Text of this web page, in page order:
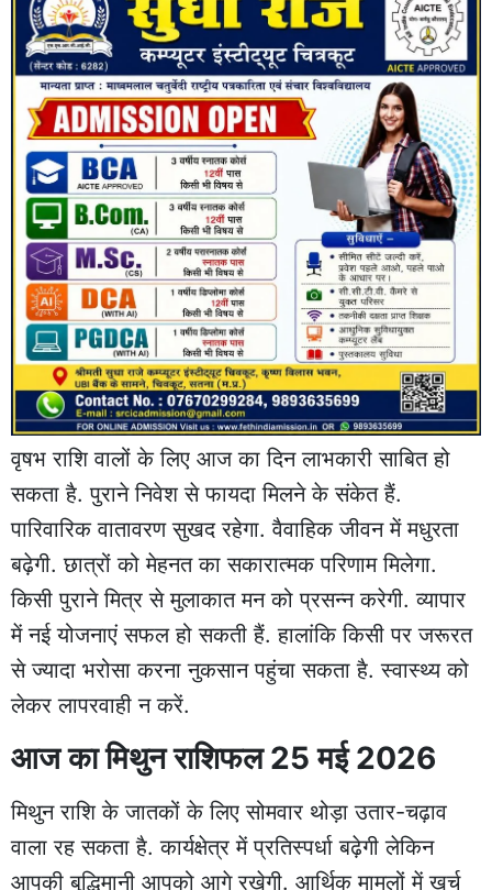
वृषभ राशि वालों के लिए आज का दिन लाभकारी साबित हो
सकता है. पुराने निवेश से फायदा मिलने के संकेत हैं.
पारिवारिक वातावरण सुखद रहेगा. वैवाहिक जीवन में मधुरता
बढ़ेगी. छात्रों को मेहनत का सकारात्मक परिणाम मिलेगा.
किसी पुराने मित्र से मुलाकात मन को प्रसन्न करेगी. व्यापार
में नई योजनाएं सफल हो सकती हैं. हालांकि किसी पर जरूरत
से ज्यादा भरोसा करना नुकसान पहुंचा सकता है. स्वास्थ्य को
लेकर लापरवाही न करें.
आज का मिथुन राशिफल 25 मई 2026
मिथुन राशि के जातकों के लिए सोमवार थोड़ा उतार-चढ़ाव
वाला रह सकता है. कार्यक्षेत्र में प्रतिस्पर्धा बढ़ेगी लेकिन
आपकी बुद्धिमानी आपको आगे रखेगी. आर्थिक मामलों में खर्च